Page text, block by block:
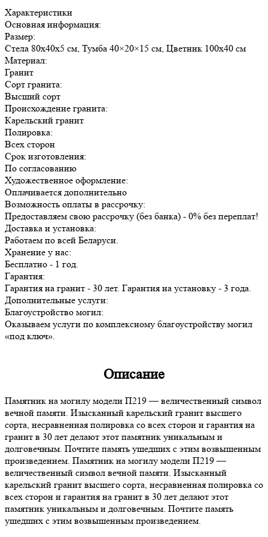
Характеристики
Основная информация:
Размер:
Стела 80х40х5 см, Тумба 40×20×15 см, Цветник 100х40 см
Материал:
Гранит
Сорт гранита:
Высший сорт
Происхождение гранита:
Карельский гранит
Полировка:
Всех сторон
Срок изготовления:
По согласованию
Художественное оформление:
Оплачивается дополнительно
Возможность оплаты в рассрочку:
Предоставляем свою рассрочку (без банка) - 0% без переплат!
Доставка и установка:
Работаем по всей Беларуси.
Хранение у нас:
Бесплатно - 1 год.
Гарантия:
Гарантия на гранит - 30 лет. Гарантия на установку - 3 года.
Дополнительные услуги:
Благоустройство могил:
Оказываем услуги по комплексному благоустройству могил
«под ключ».
Описание
Памятник на могилу модели П219 — величественный символ
вечной памяти. Изысканный карельский гранит высшего
сорта, несравненная полировка со всех сторон и гарантия на
гранит в 30 лет делают этот памятник уникальным и
долговечным. Почтите память ушедших с этим возвышенным
произведением. Памятник на могилу модели П219 —
величественный символ вечной памяти. Изысканный
карельский гранит высшего сорта, несравненная полировка со
всех сторон и гарантия на гранит в 30 лет делают этот
памятник уникальным и долговечным. Почтите память
ушедших с этим возвышенным произведением.